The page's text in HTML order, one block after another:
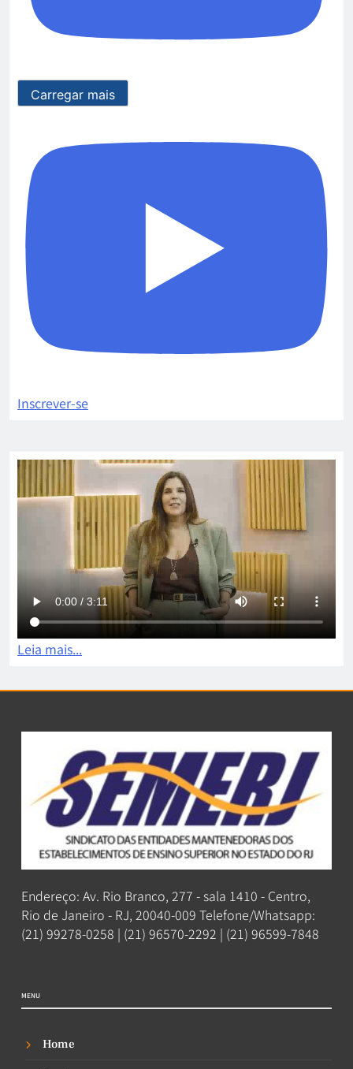
Carregar mais
Inscrever-se
Leia mais...
Endereço: Av. Rio Branco, 277 - sala 1410 - Centro,
Rio de Janeiro - RJ, 20040-009 Telefone/Whatsapp:
(21) 99278-0258 | (21) 96570-2292 | (21) 96599-7848
MENU
Home